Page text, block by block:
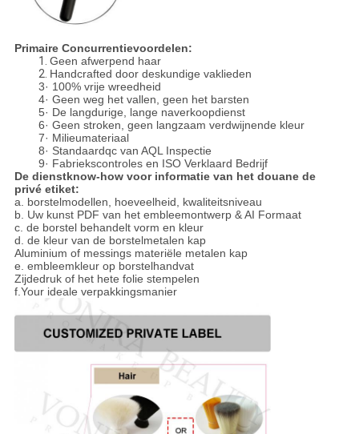
Primaire Concurrentievoordelen:
1. Geen afwerpend haar
2. Handcrafted door deskundige vaklieden
3· 100% vrije wreedheid
4· Geen weg het vallen, geen het barsten
5· De langdurige, lange naverkoopdienst
6· Geen stroken, geen langzaam verdwijnende kleur
7· Milieumateriaal
8· Standaardqc van AQL Inspectie
9· Fabriekscontroles en ISO Verklaard Bedrijf
De dienstknow-how voor informatie van het douane de
privé etiket:
a. borstelmodellen, hoeveelheid, kwaliteitsniveau
b. Uw kunst PDF van het embleemontwerp & AI Formaat
c. de borstel behandelt vorm en kleur
d. de kleur van de borstelmetalen kap
Aluminium of messings materiële metalen kap
e. embleemkleur op borstelhandvat
Zijdedruk of het hete folie stempelen
f.Your ideale verpakkingsmanier